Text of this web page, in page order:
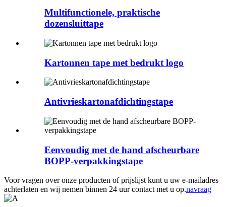
Multifunctionele, praktische
dozensluittape
Kartonnen tape met bedrukt logo
Antivrieskartonafdichtingstape
Eenvoudig met de hand afscheurbare
BOPP-verpakkingstape
Voor vragen over onze producten of prijslijst kunt u uw e-mailadres
achterlaten en wij nemen binnen 24 uur contact met u op.navraag